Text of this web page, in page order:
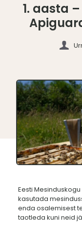
1. aasta
Eesti
kasutada
enda osalemisest
taotleda kuni neid